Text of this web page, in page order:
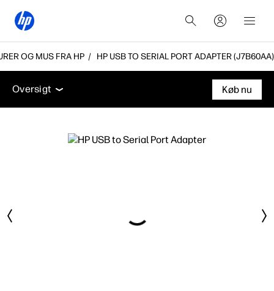
OG MUS FRA HP HP USB TO SERIAL PORT ADAPTER (J7B60AA)
Oversigt Tilbehør
Support
Oversigt
Køb nu